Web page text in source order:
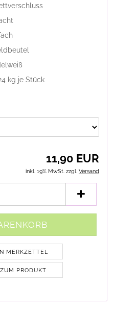
kg je Stück
11,90 EUR
inkl. 19% MwSt. zzgl. Versand
MERKZETTEL
PRODUKT